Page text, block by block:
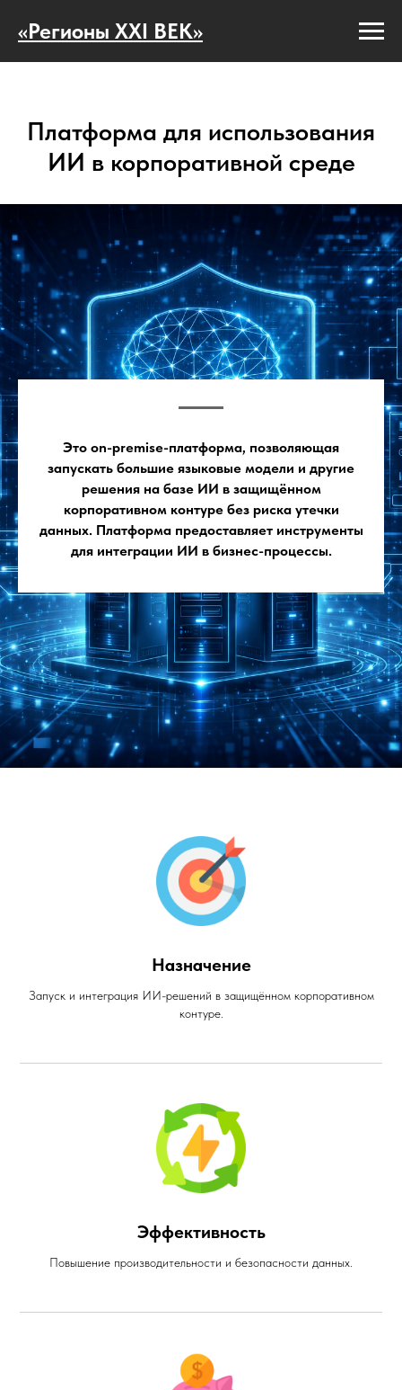
«Регионы XXI ВЕК»
Платформа для использования
ИИ в корпоративной среде
Это on-premise-платформа, позволяющая
запускать большие языковые модели и другие
решения на базе ИИ в защищённом
корпоративном контуре без риска утечки
данных. Платформа предоставляет инструменты
для интеграции ИИ в бизнес-процессы.
Назначение
Запуск и интеграция ИИ-решений в защищённом корпоративном
контуре.
Эффективность
Повышение производительности и безопасности данных.